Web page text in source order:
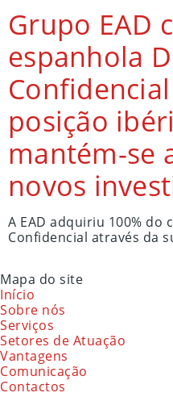
Grupo EAD
espanhola
posição
mantém-se
novos
A EAD adquiriu 100% do
Confidencial através da
Mapa do site
Início
Sobre nós
Serviços
Setores de Atuação
Vantagens
Comunicação
Contactos